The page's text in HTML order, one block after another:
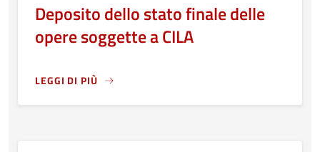
Deposito dello stato finale delle
opere soggette a CILA
LEGGI DI PIÙ
LEGGI ANCORA RIGUARDO A: DEPOSITO DELLO STATO